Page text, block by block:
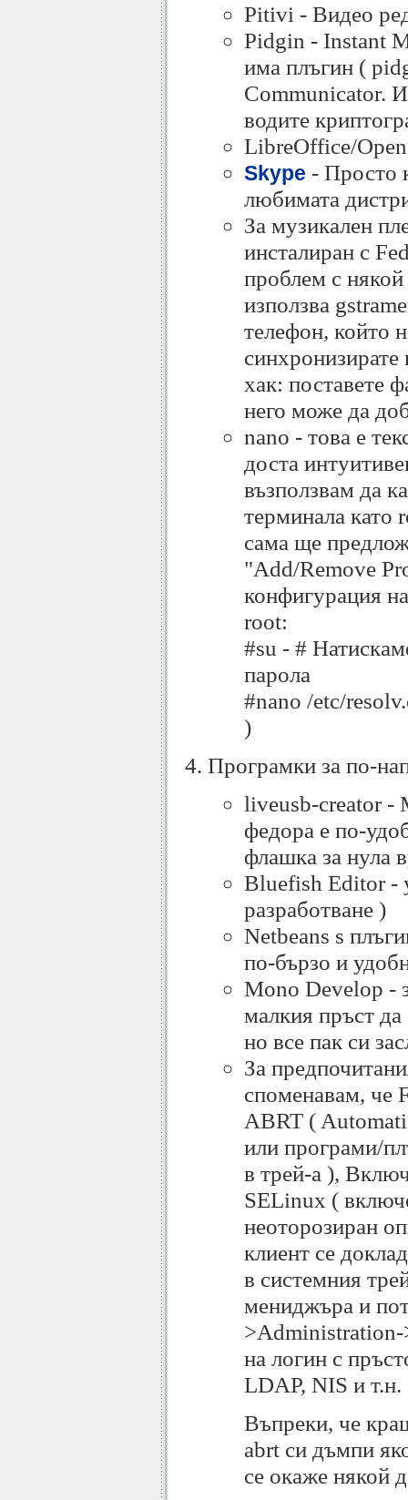
Pitivi - Видео
Pidgin - Instant
има плъгин (
Communicator.
водите
LibreOffice/
Skype - Просто
любимата
За музикален
инсталиран с
проблем с
използва
телефон, който
синхронизирате
хак: поставете
него може да
nano - това е
доста
възползвам да
терминала като
сама ще
"Add/Remove
конфигурация
root:
#su - #
парола
#nano /etc/
)
Програмки за по-
liveusb-creator -
федора е по-
флашка за нула
Bluefish Editor -
разработване )
Netbeans s
по-бързо и
Mono Develop -
малкия пръст
но все пак си
За
споменавам, че
ABRT (
или програми/
в трей-а ),
SELinux (
неоторозиран
клиент се
в системния
мениджъра и
>Administration-
на логин с
LDAP, NIS и т.н.
Въпреки, че
abrt си дъмпи
се окаже някой